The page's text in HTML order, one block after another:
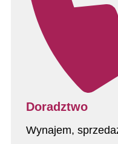
Doradztwo
Wynajem,